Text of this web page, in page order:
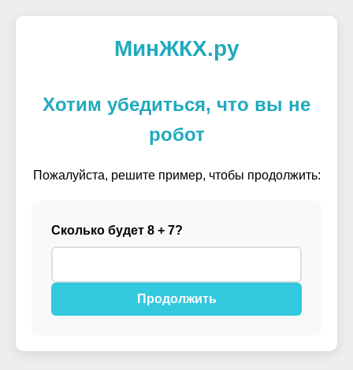
МинЖКХ.ру
Хотим убедиться, что вы не
робот
Пожалуйста, решите пример, чтобы продолжить:
Сколько будет 8 + 7?
Продолжить